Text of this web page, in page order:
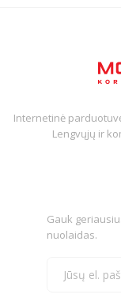
Internetinė
Lengvųjų ir
Gauk
nuolaidas.